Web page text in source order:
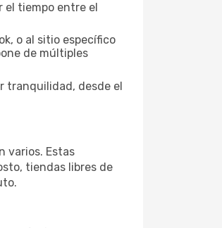
el tiempo entre el
o al sitio específico
de múltiples
tranquilidad, desde el
varios. Estas
tiendas libres de